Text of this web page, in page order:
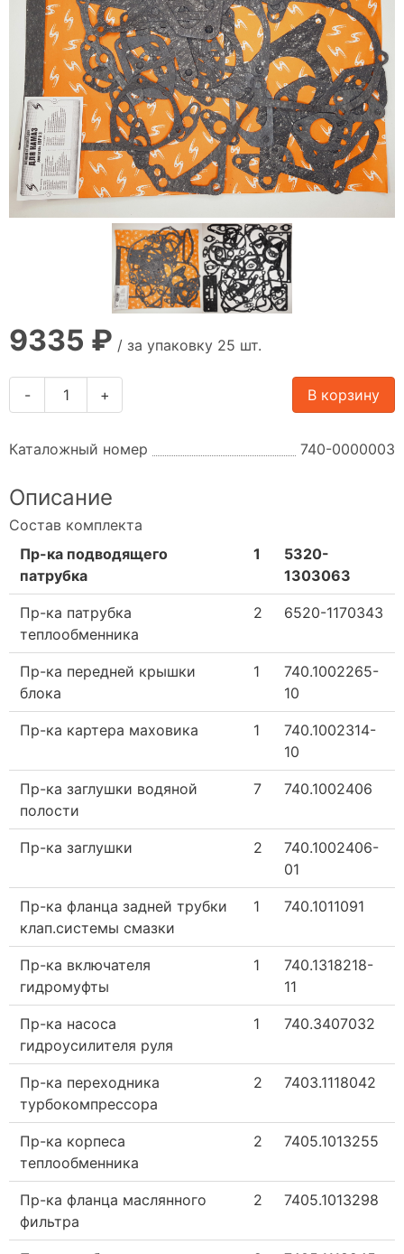
9335 ₽ / за упаковку 25 шт.
- + В корзину
Каталожный номер 740-0000003
Описание
Состав комплекта
Пр-ка подводящего
патрубка
1
5320-
1303063
Пр-ка патрубка
теплообменника
2 6520-1170343
Пр-ка передней крышки
блока
1
740.1002265-
10
Пр-ка картера маховика 1
740.1002314-
10
Пр-ка заглушки водяной
полости
7 740.1002406
Пр-ка заглушки 2
740.1002406-
01
Пр-ка фланца задней трубки
клап.системы смазки
1 740.1011091
Пр-ка включателя
гидромуфты
1
740.1318218-
11
Пр-ка насоса
гидроусилителя руля
1 740.3407032
Пр-ка переходника
турбокомпрессора
2 7403.1118042
Пр-ка корпеса
теплообменника
2 7405.1013255
Пр-ка фланца маслянного
фильтра
2 7405.1013298